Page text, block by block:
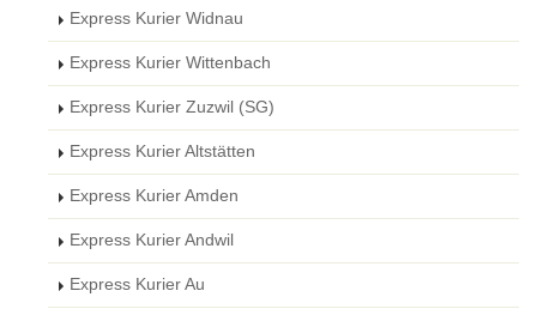
Express Kurier Widnau
Express Kurier Wittenbach
Express Kurier Zuzwil (SG)
Express Kurier Altstätten
Express Kurier Amden
Express Kurier Andwil
Express Kurier Au